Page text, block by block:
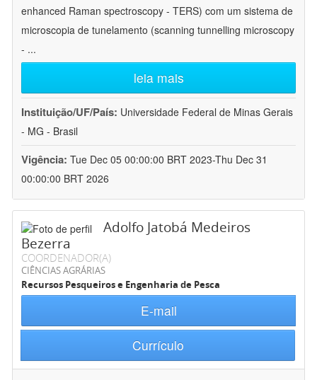
enhanced Raman spectroscopy - TERS) com um sistema de
microscopia de tunelamento (scanning tunnelling microscopy
- ...
leia mais
Instituição/UF/País: Universidade Federal de Minas Gerais
- MG - Brasil
Vigência: Tue Dec 05 00:00:00 BRT 2023-Thu Dec 31
00:00:00 BRT 2026
Adolfo Jatobá Medeiros
Bezerra
COORDENADOR(A)
CIÊNCIAS AGRÁRIAS
Recursos Pesqueiros e Engenharia de Pesca
E-mail
Currículo